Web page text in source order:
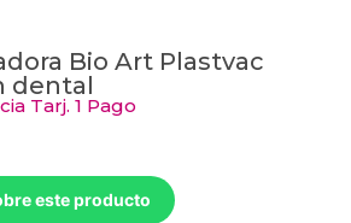
Bio Art Plastvac
dental
Tarj. 1 Pago
este producto